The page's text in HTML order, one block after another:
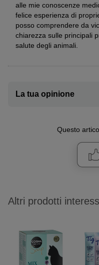
alle mie conoscenze
felice esperienza di
posso comprendere da
chiarezza sulle principali
salute degli animali.
La tua opinione
Questo
Altri prodotti